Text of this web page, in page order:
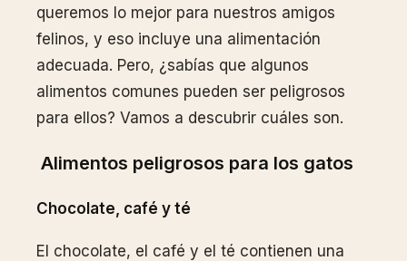
queremos lo mejor para nuestros amigos
felinos, y eso incluye una alimentación
adecuada. Pero, ¿sabías que algunos
alimentos comunes pueden ser peligrosos
para ellos? Vamos a descubrir cuáles son.
Alimentos peligrosos para los gatos
Chocolate, café y té
El chocolate, el café y el té contienen una